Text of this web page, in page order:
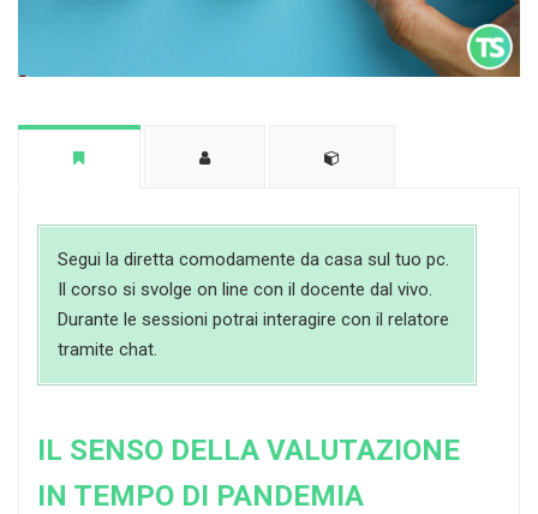
Segui la diretta comodamente da casa sul tuo pc.
Il corso si svolge on line con il docente dal vivo.
Durante le sessioni potrai interagire con il relatore
tramite chat.
IL SENSO DELLA VALUTAZIONE
IN TEMPO DI PANDEMIA